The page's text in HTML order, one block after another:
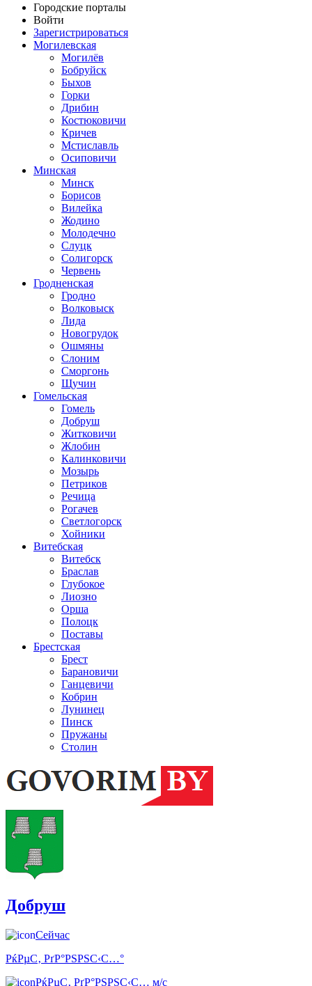
Городские порталы
Войти
Зарегистрироваться
Могилевская
Могилёв
Бобруйск
Быхов
Горки
Дрибин
Костюковичи
Кричев
Мстиславль
Осиповичи
Минская
Минск
Борисов
Вилейка
Жодино
Молодечно
Слуцк
Солигорск
Червень
Гродненская
Гродно
Волковыск
Лида
Новогрудок
Ошмяны
Слоним
Сморгонь
Щучин
Гомельская
Гомель
Добруш
Житковичи
Жлобин
Калинковичи
Мозырь
Петриков
Речица
Рогачев
Светлогорск
Хойники
Витебская
Витебск
Браслав
Глубокое
Лиозно
Орша
Полоцк
Поставы
Брестская
Брест
Барановичи
Ганцевичи
Кобрин
Лунинец
Пинск
Пружаны
Столин
Добруш
Сейчас
РќРµС‚ РґР°РЅРЅС‹С…°
РќРµС‚ РґР°РЅРЅС‹С… м/с